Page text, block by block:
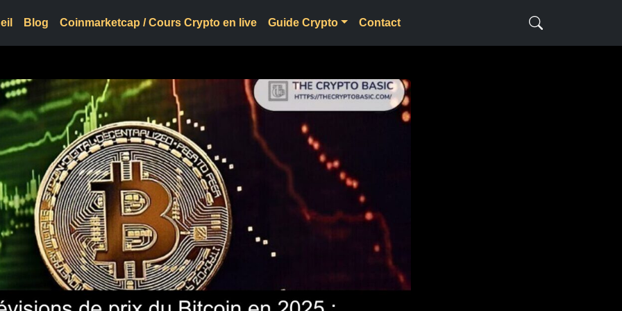
Blog Coinmarketcap / Cours Crypto en live Guide Crypto Contact